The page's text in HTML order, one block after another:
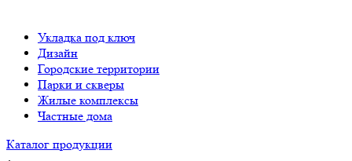
Укладка под ключ
Дизайн
Городские территории
Парки и скверы
Жилые комплексы
Частные дома
Каталог продукции